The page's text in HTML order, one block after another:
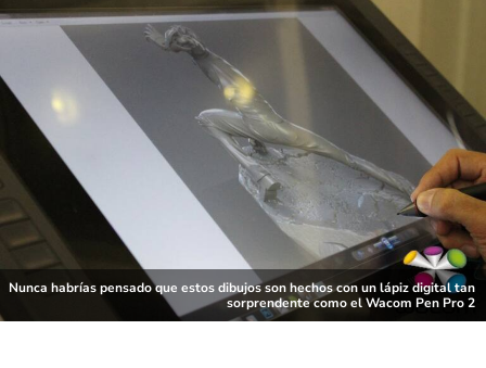
Nunca habrías pensado que estos dibujos son hechos con un lápiz digital tan
sorprendente como el Wacom Pen Pro 2